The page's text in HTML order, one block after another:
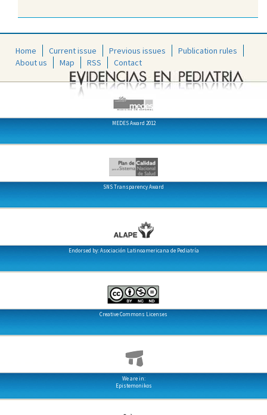
Home Current issue Previous issues
Publication rules
About us
Map RSS Contact
MEDES Award 2012
SNS Transparency Award
Endorsed by: Asociación Latinoamericana de Pediatría
Creative Commons Licenses
We are in:
Epistemonikos